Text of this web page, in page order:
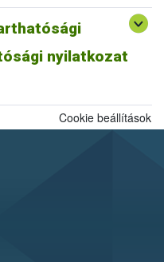
nyilatkozat
nyilatkozatnak minősül a
ISCC farm nyilatkozat is,
szerinti fenntarthatósági
Cookie beállítások